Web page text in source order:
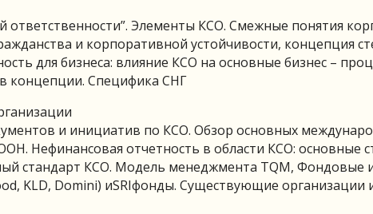
ответственности”. Элементы КСО. Смежные понятия
и корпоративной устойчивости, концепция
для бизнеса: влияние КСО на основные бизнес –
концепции. Специфика СНГ
и инициатив по КСО. Обзор основных
Нефинансовая отчетность в области КСО: основные
стандарт КСО. Модель менеджмента TQM, Фондовые
KLD, Domini) иSRIфонды. Существующие организации